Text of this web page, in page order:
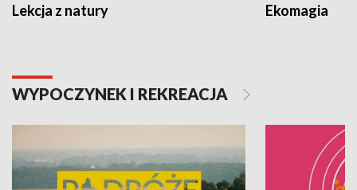
Lekcja z natury Ekomagia
WYPOCZYNEK I REKREACJA